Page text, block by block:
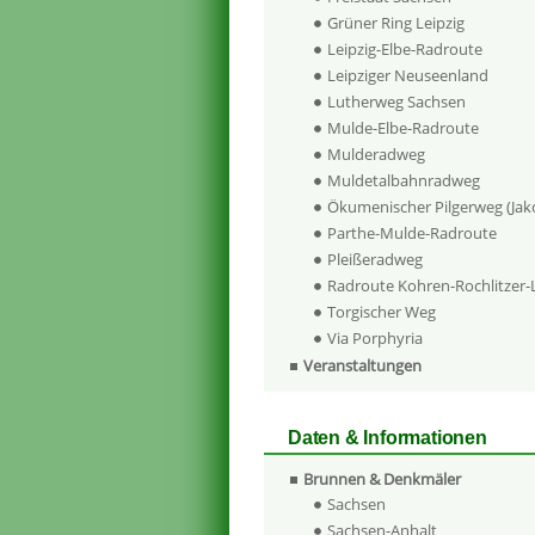
Grüner Ring Leipzig
Leipzig-Elbe-Radroute
Leipziger Neuseenland
Lutherweg Sachsen
Mulde-Elbe-Radroute
Mulderadweg
Muldetalbahnradweg
Ökumenischer Pilgerweg
Parthe-Mulde-Radroute
Pleißeradweg
Radroute Kohren-Rochlitzer-
Torgischer Weg
Via Porphyria
Veranstaltungen
Daten & Informationen
Brunnen & Denkmäler
Sachsen
Sachsen-Anhalt